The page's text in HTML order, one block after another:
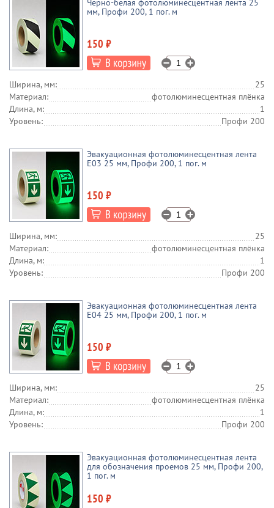
Черно-белая фотолюминесцентная лента 25
мм, Профи 200, 1 пог. м
150 ₽
Ширина, мм:
25
Материал:
фотолюминесцентная плёнка
Длина, м:
1
Уровень:
Профи 200
Эвакуационная фотолюминесцентная лента
E03 25 мм, Профи 200, 1 пог. м
150 ₽
Ширина, мм:
25
Материал:
фотолюминесцентная плёнка
Длина, м:
1
Уровень:
Профи 200
Эвакуационная фотолюминесцентная лента
E04 25 мм, Профи 200, 1 пог. м
150 ₽
Ширина, мм:
25
Материал:
фотолюминесцентная плёнка
Длина, м:
1
Уровень:
Профи 200
Эвакуационная фотолюминесцентная лента
для обозначения проемов 25 мм, Профи 200,
1 пог. м
150 ₽